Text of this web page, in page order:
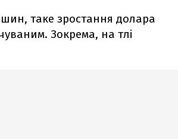
таке зростання долара
Зокрема, на тлі